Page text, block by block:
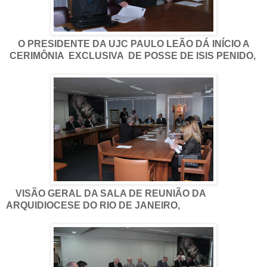
O PRESIDENTE DA UJC PAULO LEÃO DÁ INÍCIO A
CERIMÔNIA EXCLUSIVA DE POSSE DE ISIS PENIDO,
VISÃO GERAL DA SALA DE REUNIÃO DA
ARQUIDIOCESE DO RIO DE JANEIRO,